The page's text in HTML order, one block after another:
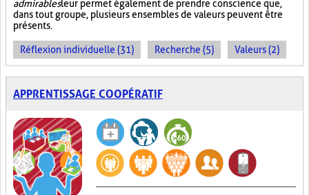
admirablesleur permet également de prendre conscience que,
dans tout groupe, plusieurs ensembles de valeurs peuvent être
présents.
Réflexion individuelle (31) Recherche (5) Valeurs (2)
APPRENTISSAGE COOPÉRATIF